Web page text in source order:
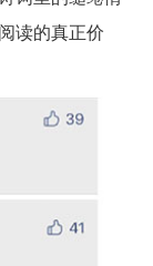
读的真正价